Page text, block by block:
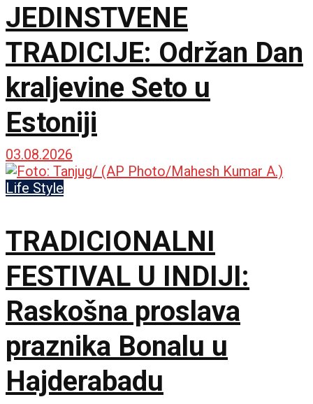
JEDINSTVENE
TRADICIJE: Održan Dan
kraljevine Seto u
Estoniji
03.08.2026
Life Style
TRADICIONALNI
FESTIVAL U INDIJI:
Raskošna proslava
praznika Bonalu u
Hajderabadu